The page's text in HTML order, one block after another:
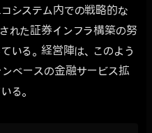
システム内での戦略的な
れた証券インフラ構築の努
いる。経営陣は、このよう
ベースの金融サービス拡
る。